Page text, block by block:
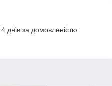
днів за домовленістю